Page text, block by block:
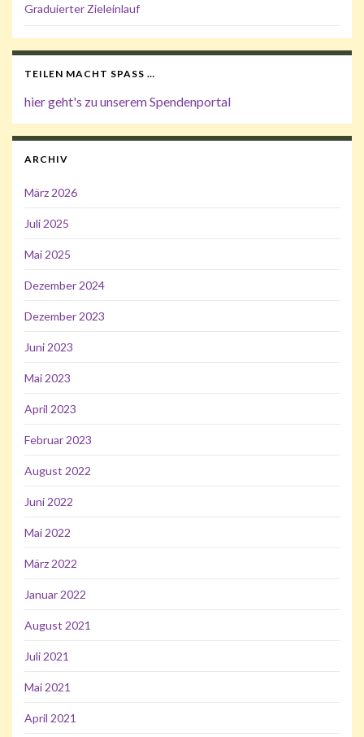
Graduierter Zieleinlauf
TEILEN MACHT SPASS …
hier geht's zu unserem Spendenportal
ARCHIV
März 2026
Juli 2025
Mai 2025
Dezember 2024
Dezember 2023
Juni 2023
Mai 2023
April 2023
Februar 2023
August 2022
Juni 2022
Mai 2022
März 2022
Januar 2022
August 2021
Juli 2021
Mai 2021
April 2021